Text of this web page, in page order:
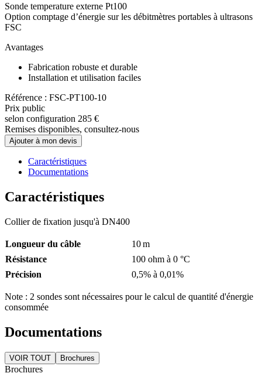
Sonde temperature externe Pt100
Option comptage d’énergie sur les débitmètres portables à ultrasons
FSC
Avantages
Fabrication robuste et durable
Installation et utilisation faciles
Référence : FSC-PT100-10
Prix public
selon configuration 285 €
Remises disponibles, consultez-nous
Ajouter à mon devis
Caractéristiques
Documentations
Caractéristiques
Collier de fixation jusqu'à DN400
Longueur du câble
10 m
Résistance
100 ohm à 0 °C
Précision
0,5% à 0,01%
Note : 2 sondes sont nécessaires pour le calcul de quantité d'énergie
consommée
Documentations
VOIR TOUT Brochures
Brochures